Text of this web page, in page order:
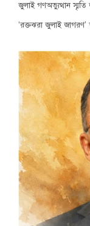
জুলাই গণঅভ্যুত্থান স্মৃতি
‘রক্তঝরা জুলাই জাগরণ’